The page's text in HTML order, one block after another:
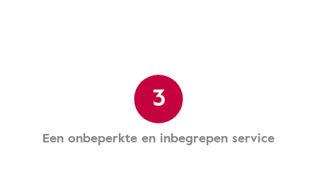
3
Een onbeperkte en inbegrepen service